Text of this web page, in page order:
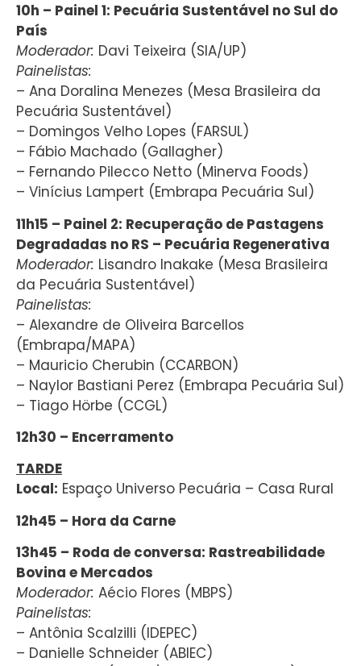
10h – Painel 1: Pecuária Sustentável no Sul do
País
Moderador: Davi Teixeira (SIA/UP)
Painelistas:
– Ana Doralina Menezes (Mesa Brasileira da
Pecuária Sustentável)
– Domingos Velho Lopes (FARSUL)
– Fábio Machado (Gallagher)
– Fernando Pilecco Netto (Minerva Foods)
– Vinícius Lampert (Embrapa Pecuária Sul)
11h15 – Painel 2: Recuperação de Pastagens
Degradadas no RS – Pecuária Regenerativa
Moderador: Lisandro Inakake (Mesa Brasileira
da Pecuária Sustentável)
Painelistas:
– Alexandre de Oliveira Barcellos
(Embrapa/MAPA)
– Mauricio Cherubin (CCARBON)
– Naylor Bastiani Perez (Embrapa Pecuária Sul)
– Tiago Hörbe (CCGL)
12h30 – Encerramento
TARDE
Local: Espaço Universo Pecuária – Casa Rural
12h45 – Hora da Carne
13h45 – Roda de conversa: Rastreabilidade
Bovina e Mercados
Moderador: Aécio Flores (MBPS)
Painelistas:
– Antônia Scalzilli (IDEPEC)
– Danielle Schneider (ABIEC)